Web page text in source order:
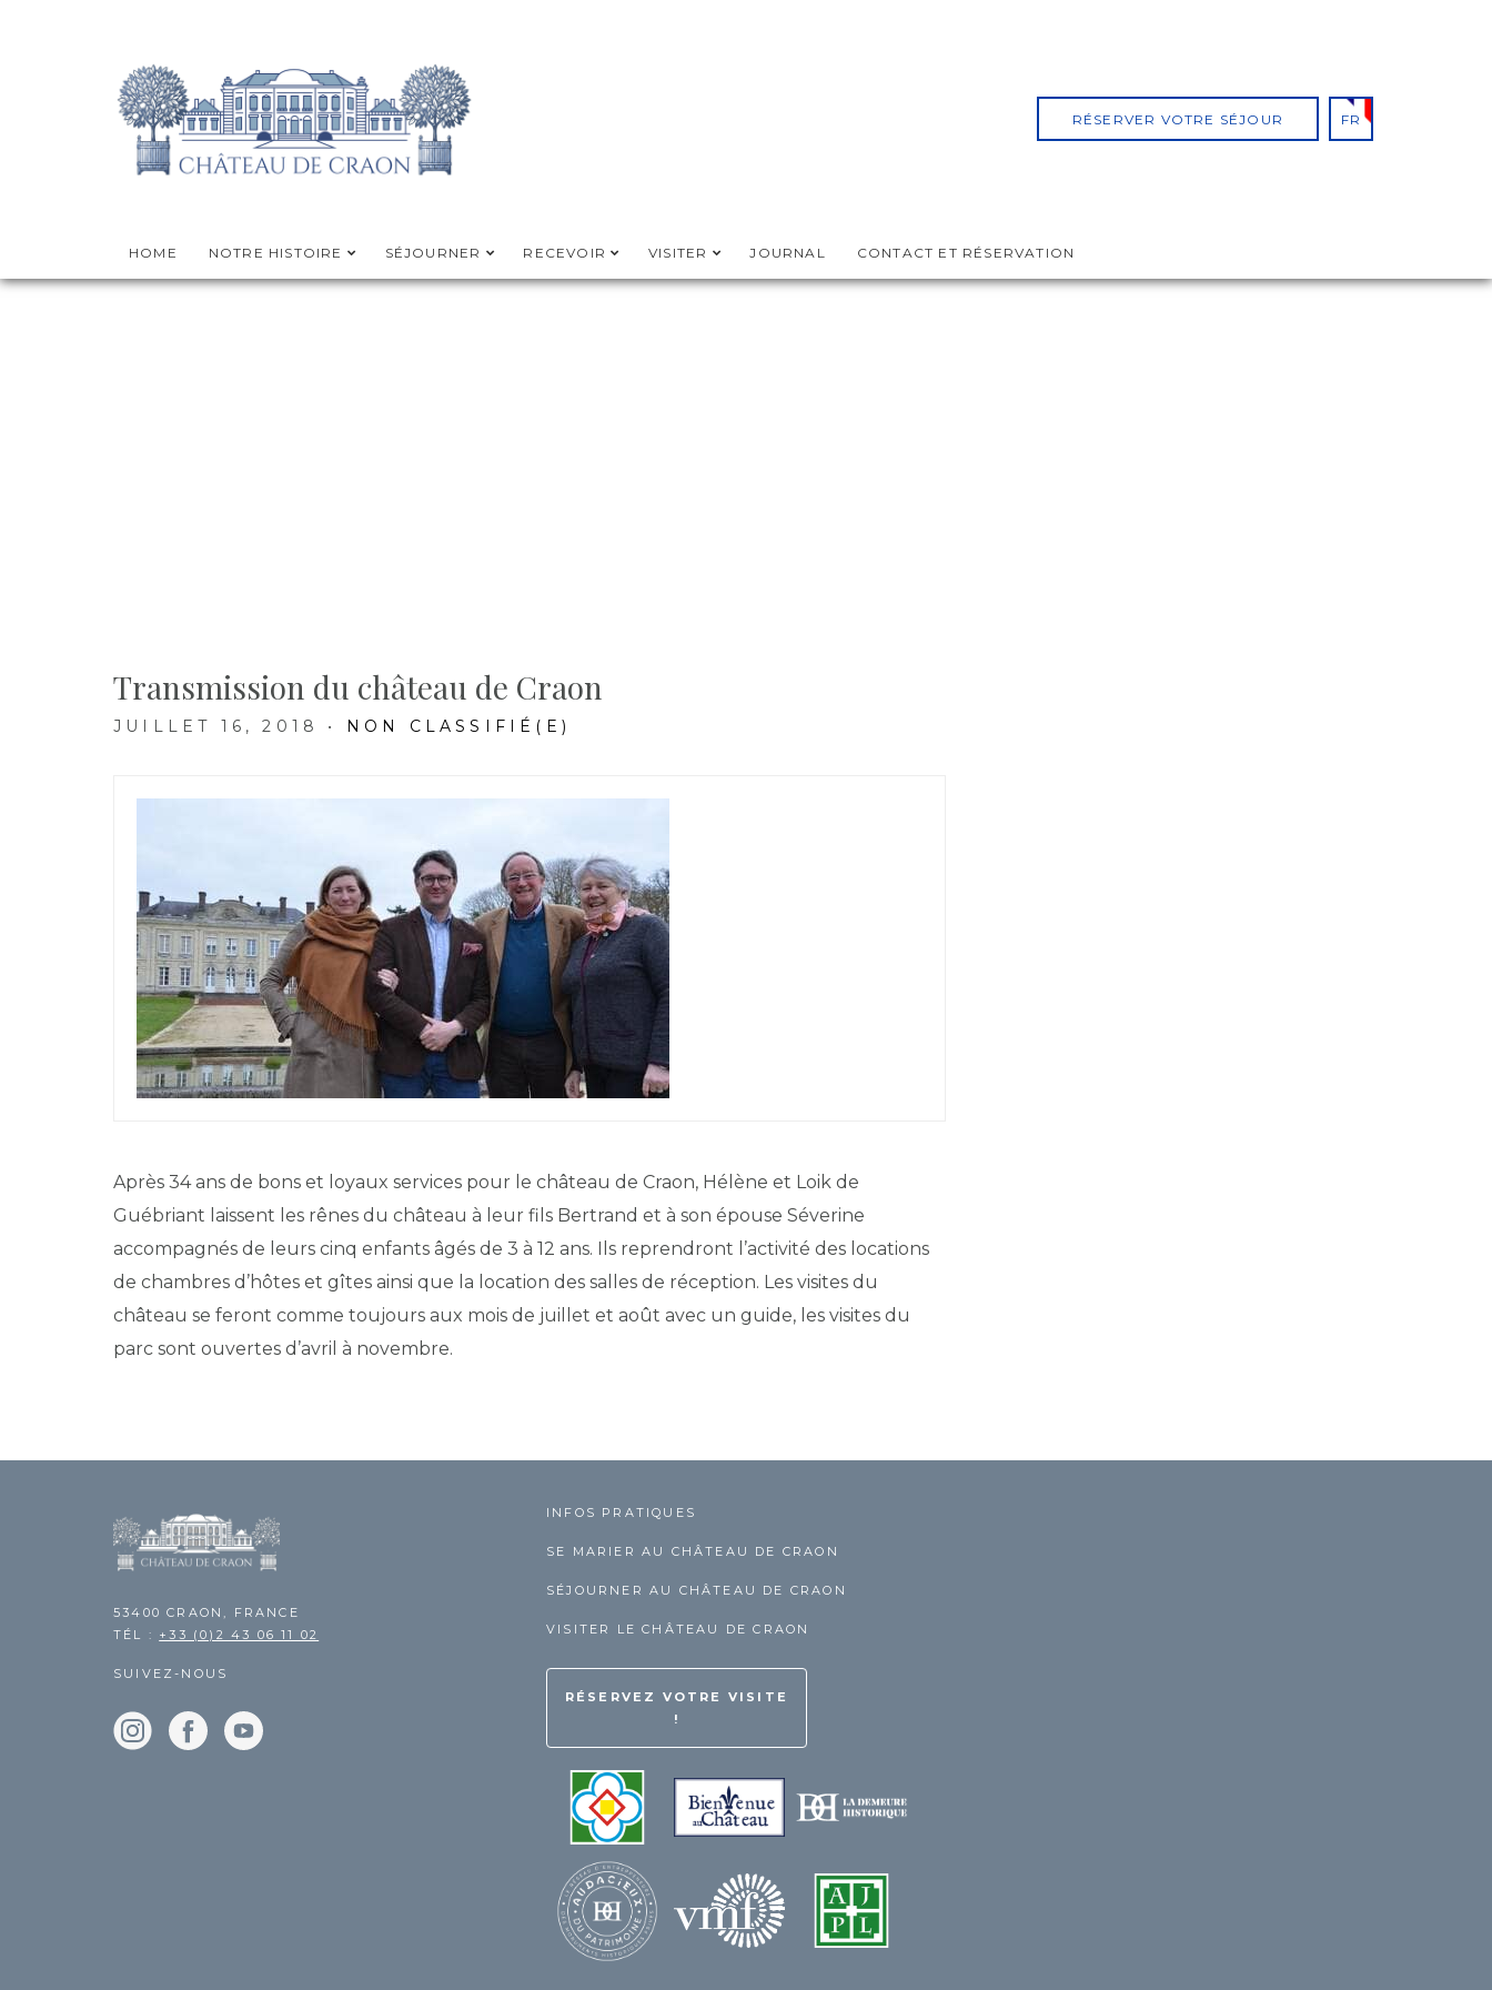
RÉSERVER VOTRE SÉJOUR FR
HOME NOTRE HISTOIRE SÉJOURNER RECEVOIR VISITER JOURNAL CONTACT ET RÉSERVATION
Transmission du château de Craon
JUILLET 16, 2018 • NON CLASSIFIÉ(E)
Après 34 ans de bons et loyaux services pour le château de Craon, Hélène et Loik de
Guébriant laissent les rênes du château à leur fils Bertrand et à son épouse Séverine
accompagnés de leurs cinq enfants âgés de 3 à 12 ans. Ils reprendront l’activité des locations
de chambres d’hôtes et gîtes ainsi que la location des salles de réception. Les visites du
château se feront comme toujours aux mois de juillet et août avec un guide, les visites du
parc sont ouvertes d’avril à novembre.
53400 CRAON, FRANCE
TÉL : +33 (0)2 43 06 11 02
SUIVEZ-NOUS
INFOS PRATIQUES
SE MARIER AU CHÂTEAU DE CRAON
SÉJOURNER AU CHÂTEAU DE CRAON
VISITER LE CHÂTEAU DE CRAON
RÉSERVEZ VOTRE VISITE
!